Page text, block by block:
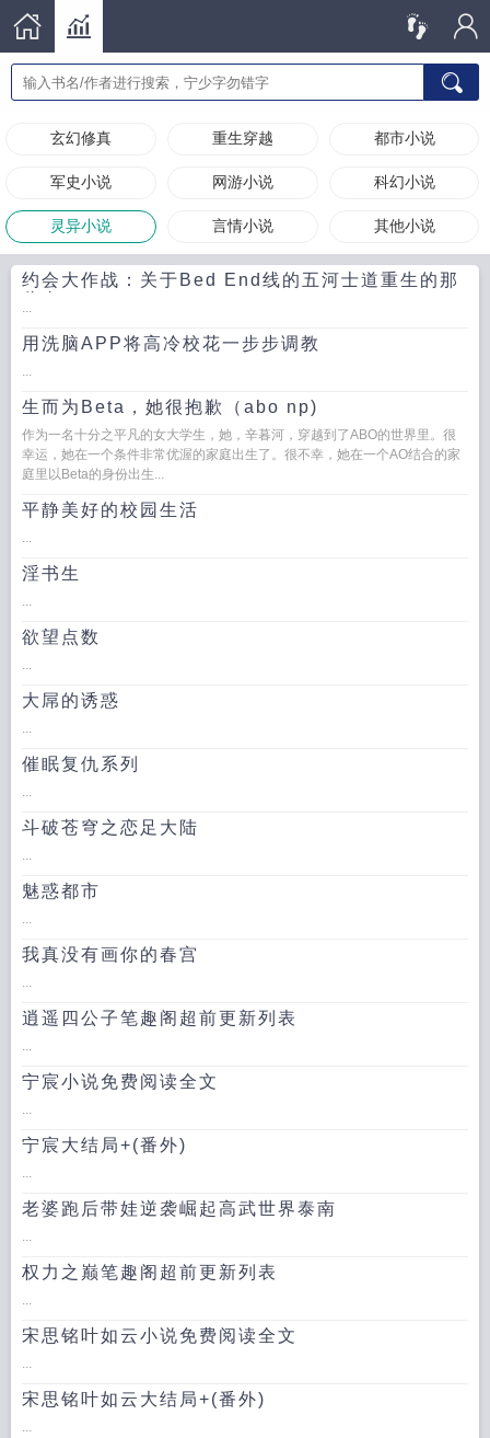
玄幻修真 重生穿越 都市小说
军史小说 网游小说 科幻小说
灵异小说 言情小说 其他小说
约会大作战：关于Bed End线的五河士道重生的那
...
用洗脑APP将高冷校花一步步调教
...
生而为Beta，她很抱歉（abo np)
作为一名十分之平凡的女大学生，她，辛暮河，穿越到了ABO的世界里。很
幸运，她在一个条件非常优渥的家庭出生了。很不幸，她在一个AO结合的家
庭里以Beta的身份出生...
平静美好的校园生活
...
淫书生
...
欲望点数
...
大屌的诱惑
...
催眠复仇系列
...
斗破苍穹之恋足大陆
...
魅惑都市
...
我真没有画你的春宫
...
逍遥四公子笔趣阁超前更新列表
...
宁宸小说免费阅读全文
...
宁宸大结局+(番外)
...
老婆跑后带娃逆袭崛起高武世界泰南
...
权力之巅笔趣阁超前更新列表
...
宋思铭叶如云小说免费阅读全文
...
宋思铭叶如云大结局+(番外)
...